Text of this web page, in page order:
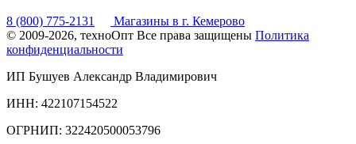
8 (800) 775-2131
Магазины в г. Кемерово
© 2009-2026, техноОпт Все права защищены Политика
конфиденциальности
ИП Бушуев Александр Владимирович
ИНН: 422107154522
ОГРНИП: 322420500053796